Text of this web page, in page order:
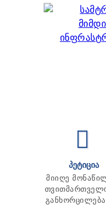
ᲞᲔᲢᲘᲪᲘᲐ
მიიღე